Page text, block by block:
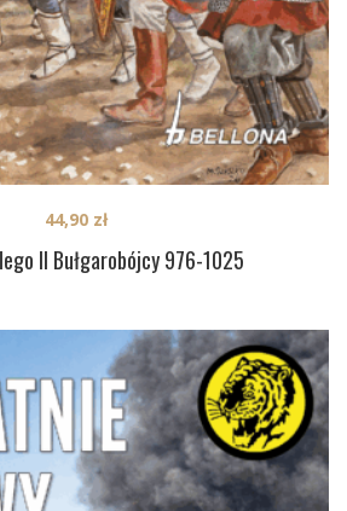
II Bułgarobójcy 976-1025
44,90 zł